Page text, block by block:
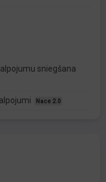
sniegšana
Nace 2.0